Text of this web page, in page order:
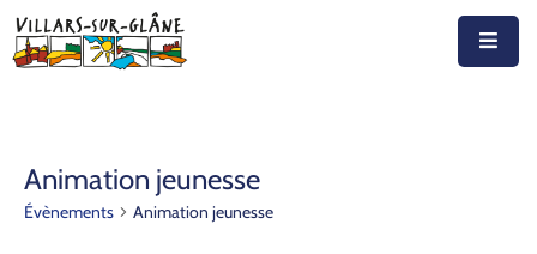
Agenda
Animation jeunesse
Évènements Animation jeunesse